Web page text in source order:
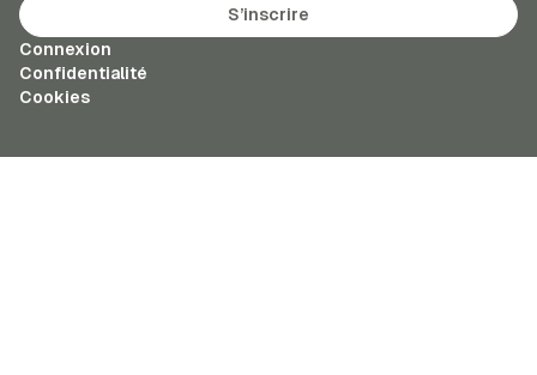
S’inscrire
Connexion
Confidentialité
Cookies